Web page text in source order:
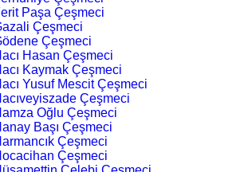
Paşa Çeşmeci
Çeşmeci
Çeşmeci
Hasan Çeşmeci
Kaymak Çeşmeci
Yusuf Mescit Çeşmeci
Çeşmeci
Oğlu Çeşmeci
Başı Çeşmeci
Çeşmeci
Çeşmeci